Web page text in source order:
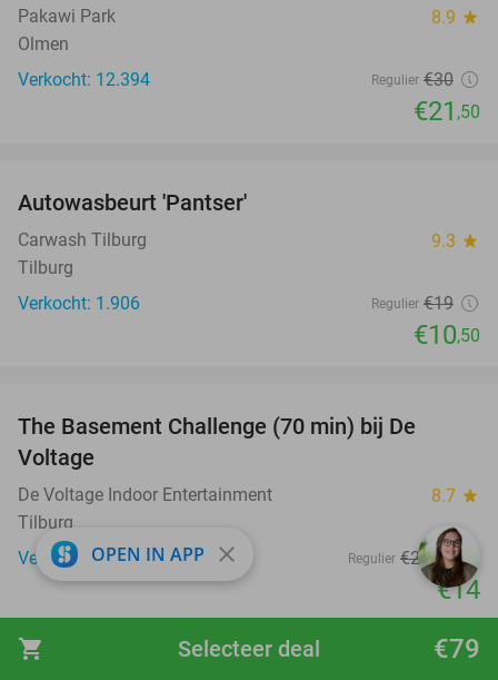
shopping_cart €79
Selecteer deal
Pakawi Park 8.9 star
Olmen
Verkocht: 12.394
Regulier €30
€21 ,50
Autowasbeurt 'Pantser'
Carwash Tilburg 9.3 star
Tilburg
Verkocht: 1.906
Regulier €19
€10,50
The Basement Challenge (70 min) bij De
Voltage
De Voltage Indoor Entertainment 8.7 star
Tilburg
Verkocht: 1.844
Regulier €24,95
€14
favorite_border
OPEN IN APP close